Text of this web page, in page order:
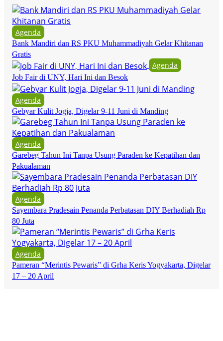
Agenda
Bank Mandiri dan RS PKU Muhammadiyah Gelar Khitanan
Gratis
Agenda
Job Fair di UNY, Hari Ini dan Besok
Agenda
Gebyar Kulit Jogja, Digelar 9-11 Juni di Manding
Agenda
Garebeg Tahun Ini Tanpa Usung Paraden ke Kepatihan dan
Pakualaman
Agenda
Sayembara Pradesain Penanda Perbatasan DIY Berhadiah Rp
80 Juta
Agenda
Pameran “Merintis Pewaris” di Grha Keris Yogyakarta, Digelar
17 – 20 April